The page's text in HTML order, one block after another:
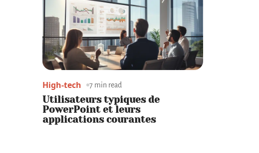
High-tech 7 min read
Utilisateurs typiques de
PowerPoint et leurs
applications courantes